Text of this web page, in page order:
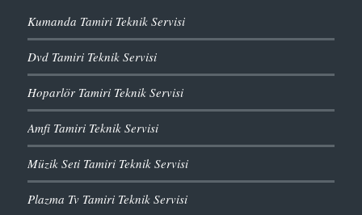
Kumanda Tamiri Teknik Servisi
Dvd Tamiri Teknik Servisi
Hoparlör Tamiri Teknik Servisi
Amfi Tamiri Teknik Servisi
Müzik Seti Tamiri Teknik Servisi
Plazma Tv Tamiri Teknik Servisi